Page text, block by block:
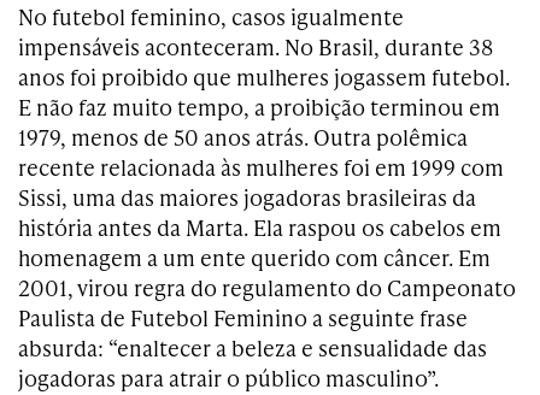
No futebol feminino, casos igualmente
impensáveis aconteceram. No Brasil, durante 38
anos foi proibido que mulheres jogassem futebol.
E não faz muito tempo, a proibição terminou em
1979, menos de 50 anos atrás. Outra polêmica
recente relacionada às mulheres foi em 1999 com
Sissi, uma das maiores jogadoras brasileiras da
história antes da Marta. Ela raspou os cabelos em
homenagem a um ente querido com câncer. Em
2001, virou regra do regulamento do Campeonato
Paulista de Futebol Feminino a seguinte frase
absurda: “enaltecer a beleza e sensualidade das
jogadoras para atrair o público masculino”.